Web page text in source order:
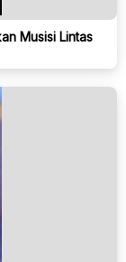
Musisi Lintas